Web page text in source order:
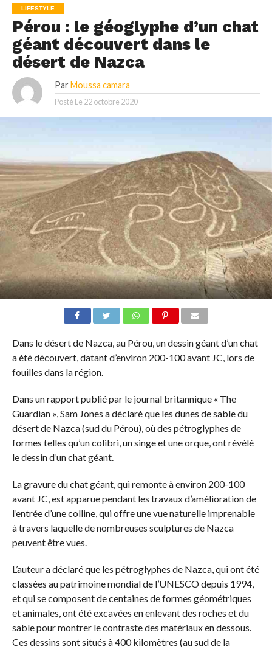
LIFESTYLE
Pérou : le géoglyphe d’un chat
géant découvert dans le
désert de Nazca
Par Moussa camara
Posté Le 22 octobre 2020
Dans le désert de Nazca, au Pérou, un dessin géant d’un chat
a été découvert, datant d’environ 200-100 avant JC, lors de
fouilles dans la région.
Dans un rapport publié par le journal britannique « The
Guardian », Sam Jones a déclaré que les dunes de sable du
désert de Nazca (sud du Pérou), où des pétroglyphes de
formes telles qu’un colibri, un singe et une orque, ont révélé
le dessin d’un chat géant.
La gravure du chat géant, qui remonte à environ 200-100
avant JC, est apparue pendant les travaux d’amélioration de
l’entrée d’une colline, qui offre une vue naturelle imprenable
à travers laquelle de nombreuses sculptures de Nazca
peuvent être vues.
L’auteur a déclaré que les pétroglyphes de Nazca, qui ont été
classées au patrimoine mondial de l’UNESCO depuis 1994,
et qui se composent de centaines de formes géométriques
et animales, ont été excavées en enlevant des roches et du
sable pour montrer le contraste des matériaux en dessous.
Ces dessins sont situés à 400 kilomètres (au sud de la